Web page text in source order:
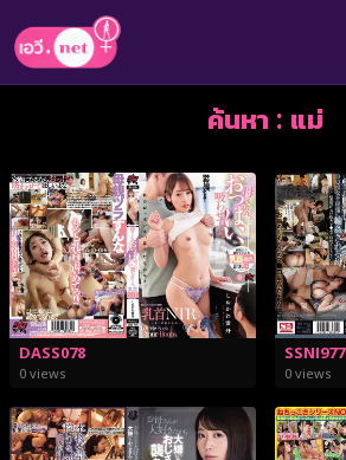
ค้นหา : แม่
DASS078
0 views
SSNI977
0 views